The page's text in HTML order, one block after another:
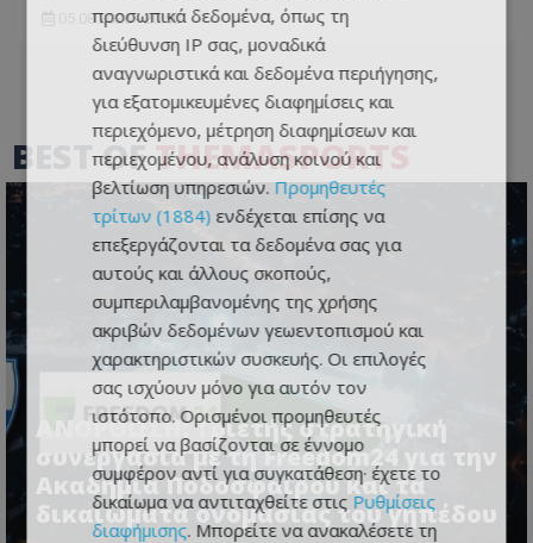
05.08.2026 - 20:50
BEST OFTHEMASPORTS
ΑΝΟΡΘΩΣΗ: Τριετής στρατηγική
συνεργασία με τη Freedom24 για την
Ακαδημία Ποδοσφαίρου και τα
δικαιώματα ονομασίας του γηπέδου
προσωπικά δεδομένα, όπως τη
διεύθυνση IP σας, μοναδικά
αναγνωριστικά και δεδομένα περιήγησης,
για εξατομικευμένες διαφημίσεις και
περιεχόμενο, μέτρηση διαφημίσεων και
περιεχομένου, ανάλυση κοινού και
βελτίωση υπηρεσιών.Προμηθευτές
τρίτων (1884) ενδέχεται επίσης να
επεξεργάζονται τα δεδομένα σας για
αυτούς και άλλους σκοπούς,
συμπεριλαμβανομένης της χρήσης
ακριβών δεδομένων γεωεντοπισμού και
χαρακτηριστικών συσκευής. Οι επιλογές
σας ισχύουν μόνο για αυτόν τον
ιστότοπο. Ορισμένοι προμηθευτές
μπορεί να βασίζονται σε έννομο
συμφέρον αντί για συγκατάθεση· έχετε το
δικαίωμα να αντιταχθείτε στιςΡυθμίσεις
διαφήμισης. Μπορείτε να ανακαλέσετε τη